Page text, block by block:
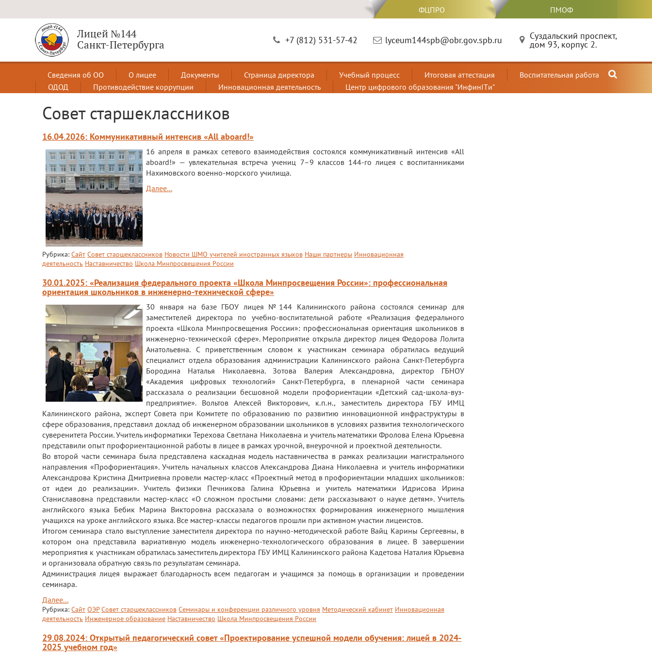
ФЦПРО ПМОФ
Лицей №144
Санкт-Петербурга
+7 (812) 531-57-42 lyceum144spb@obr.gov.spb.ru Суздальский проспект,
дом 93, корпус 2.
Сведения об ОО О лицее Документы Страница директора Учебный процесс Итоговая аттестация
Воспитательная работа
ОДОД
Противодействие коррупции Инновационная деятельность Центр цифрового образования "ИнфинITи"
Совет старшеклассников
16.04.2026: Коммуникативный интенсив «All aboard!»
16 апреля в рамках сетевого взаимодействия состоялся коммуникативный интенсив «All
aboard!» — увлекательная встреча учениц 7–9 классов 144‑го лицея с воспитанниками
Нахимовского военно‑морского училища.
Далее...
Рубрика: Сайт Совет старшеклассников Новости ШМО учителей иностранных языков Наши партнеры Инновационная
деятельность Наставничество Школа Минпросвещения России
30.01.2025: «Реализация федерального проекта «Школа Минпросвещения России»: профессиональная
ориентация школьников в инженерно-технической сфере»
30 января на базе ГБОУ лицея №144 Калининского района состоялся семинар для
заместителей директора по учебно-воспитательной работе «Реализация федерального
проекта «Школа Минпросвещения России»: профессиональная ориентация школьников в
инженерно-технической сфере». Мероприятие открыла директор лицея Федорова Лолита
Анатольевна. С приветственным словом к участникам семинара обратилась ведущий
специалист отдела образования администрации Калининского района Санкт-Петербурга
Бородина Наталья Николаевна. Зотова Валерия Александровна, директор ГБНОУ
«Академия цифровых технологий» Санкт-Петербурга, в пленарной части семинара
рассказала о реализации бесшовной модели профориентации «Детский сад-школа-вуз-
предприятие». Вольтов Алексей Викторович, к.п.н., заместитель директора ГБУ ИМЦ
Калининского района, эксперт Совета при Комитете по образованию по развитию инновационной инфраструктуры в
сфере образования, представил доклад об инженерном образовании школьников в условиях развития технологического
суверенитета России. Учитель информатики Терехова Светлана Николаевна и учитель математики Фролова Елена Юрьевна
представили опыт профориентационной работы в лицее в рамках урочной, внеурочной и проектной деятельности.
Во второй части семинара была представлена каскадная модель наставничества в рамках реализации магистрального
направления «Профориентация». Учитель начальных классов Александрова Диана Николаевна и учитель информатики
Александрова Кристина Дмитриевна провели мастер-класс «Проектный метод в профориентации младших школьников:
от идеи до реализации». Учитель физики Печникова Галина Юрьевна и учитель математики Идрисова Ирина
Станиславовна представили мастер-класс «О сложном простыми словами: дети рассказывают о науке детям». Учитель
английского языка Бебик Марина Викторовна рассказала о возможностях формирования инженерного мышления
учащихся на уроке английского языка. Все мастер-классы педагогов прошли при активном участии лицеистов.
Итогом семинара стало выступление заместителя директора по научно-методической работе Вайц Карины Сергеевны, в
котором она представила вариативную модель инженерно-технологического образования в лицее. В завершении
мероприятия к участникам обратилась заместитель директора ГБУ ИМЦ Калининского района Кадетова Наталия Юрьевна
и организовала обратную связь по результатам семинара.
Администрация лицея выражает благодарность всем педагогам и учащимся за помощь в организации и проведении
семинара.
Далее...
Рубрика: Сайт ОЭР Совет старшеклассников Семинары и конференции различного уровня Методический кабинет Инновационная
деятельность Инженерное образование Наставничество Школа Минпросвещения России
29.08.2024: Открытый педагогический совет «Проектирование успешной модели обучения: лицей в 2024-
2025 учебном год»